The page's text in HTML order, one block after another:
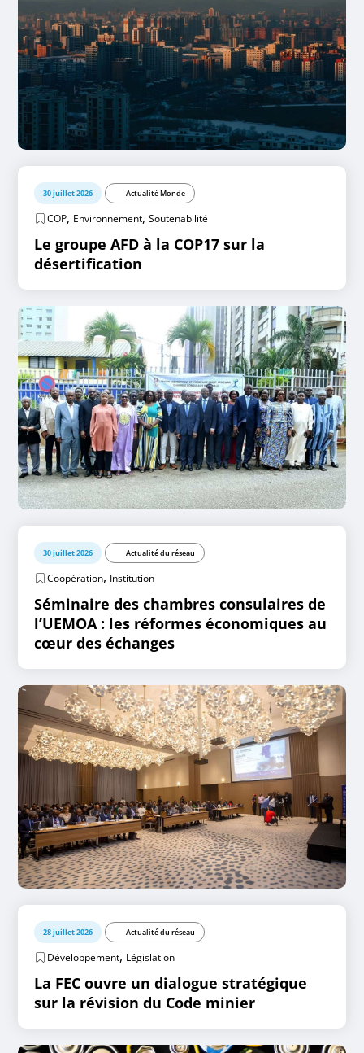
30 juillet 2026 Actualité Monde
COP, Environnement,Soutenabilité
Le groupe AFD à la COP17 sur la
désertification
30 juillet 2026 Actualité du réseau
Coopération, Institution
Séminaire des chambres consulaires de
l’UEMOA : les réformes économiques au
cœur des échanges
28 juillet 2026 Actualité du réseau
Développement, Législation
La FEC ouvre un dialogue stratégique
sur la révision du Code minier